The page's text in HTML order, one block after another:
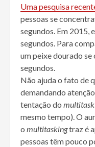
Uma pesquisa
pessoas se
segundos. Em 2015,
segundos. Para
um peixe dourado
segundos.
Não ajuda o fato de
demandando
tentação do
mesmo tempo). O
o multitaskingtraz é
pessoas têm pouco